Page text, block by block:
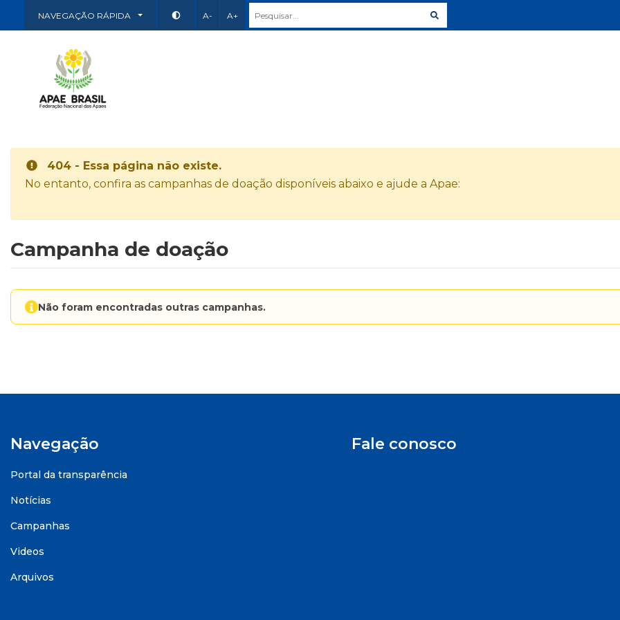
NAVEGAÇÃO RÁPIDA A- A+
404 - Essa página não existe.
No entanto, confira as campanhas de doação disponíveis abaixo e ajude a Apae:
Campanha de doação
Não foram encontradas outras campanhas.
Navegação
Portal da transparência
Notícias
Campanhas
Videos
Arquivos
Fale conosco